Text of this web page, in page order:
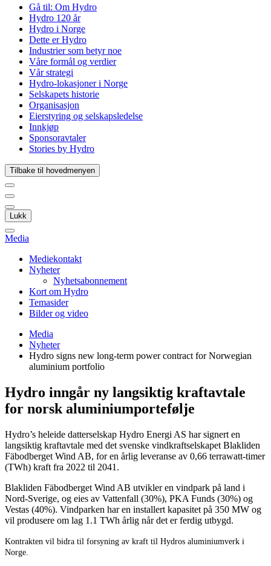
Gå til: Om Hydro
Hydro 120 år
Hydro i Norge
Dette er Hydro
Industrier som betyr noe
Våre formål og verdier
Vår strategi
Hydro-lokasjoner i Norge
Selskapets historie
Organisasjon
Eierstyring og selskapsledelse
Innkjøp
Sponsoravtaler
Stories by Hydro
Tilbake til hovedmenyen
Lukk
Media
Mediekontakt
Nyheter
Nyhetsabonnement
Kort om Hydro
Temasider
Bilder og video
Media
Nyheter
Hydro signs new long-term power contract for Norwegian
aluminium portfolio
Hydro inngår ny langsiktig kraftavtale
for norsk aluminiumportefølje
Hydro’s heleide datterselskap Hydro Energi AS har signert en
langsiktig kraftavtale med det svenske vindkraftselskapet Blakliden
Fäbodberget Wind AB, for en årlig leveranse av 0,66 terrawatt-timer
(TWh) kraft fra 2022 til 2041.
Blakliden Fäbodberget Wind AB utvikler en vindpark på land i
Nord-Sverige, og eies av Vattenfall (30%), PKA Funds (30%) og
Vestas (40%). Vindparken har en installert kapasitet på 350 MW og
vil produsere om lag 1.1 TWh årlig når det er ferdig utbygd.
Kontrakten vil bidra til forsyning av kraft til Hydros aluminiumverk i
Norge.